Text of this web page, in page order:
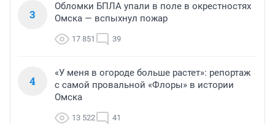
3
Обломки БПЛА упали в поле в окрестностях
Омска — вспыхнул пожар
17 851 39
4
«У меня в огороде больше растет»: репортаж
с самой провальной «Флоры» в истории
Омска
13 522 41